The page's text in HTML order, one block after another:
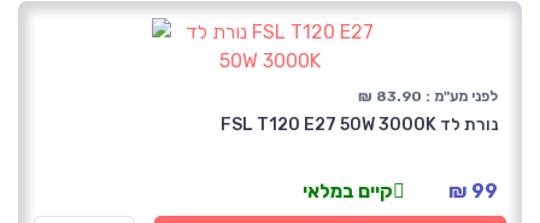
לפני מע"מ : 83.90 ₪
נורת לד FSL T120 E27 50W 3000K
99 ₪ קיים במלאי